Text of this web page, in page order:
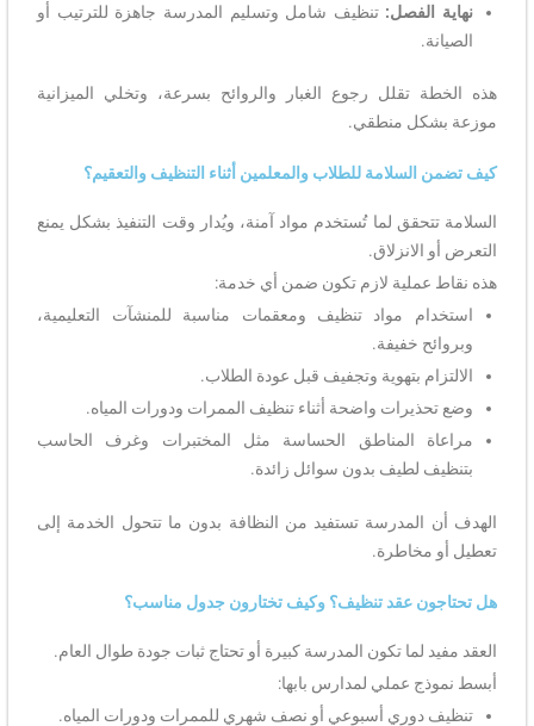
نهاية الفصل: تنظيف شامل وتسليم المدرسة جاهزة للترتيب أو
الصيانة.
هذه الخطة تقلل رجوع الغبار والروائح بسرعة، وتخلي الميزانية
موزعة بشكل منطقي.
كيف تضمن السلامة للطلاب والمعلمين أثناء التنظيف والتعقيم؟
السلامة تتحقق لما تُستخدم مواد آمنة، ويُدار وقت التنفيذ بشكل يمنع
التعرض أو الانزلاق.
هذه نقاط عملية لازم تكون ضمن أي خدمة:
استخدام مواد تنظيف ومعقمات مناسبة للمنشآت التعليمية،
وبروائح خفيفة.
الالتزام بتهوية وتجفيف قبل عودة الطلاب.
وضع تحذيرات واضحة أثناء تنظيف الممرات ودورات المياه.
مراعاة المناطق الحساسة مثل المختبرات وغرف الحاسب
بتنظيف لطيف بدون سوائل زائدة.
الهدف أن المدرسة تستفيد من النظافة بدون ما تتحول الخدمة إلى
تعطيل أو مخاطرة.
هل تحتاجون عقد تنظيف؟ وكيف تختارون جدول مناسب؟
العقد مفيد لما تكون المدرسة كبيرة أو تحتاج ثبات جودة طوال العام.
أبسط نموذج عملي لمدارس بابها:
تنظيف دوري أسبوعي أو نصف شهري للممرات ودورات المياه.